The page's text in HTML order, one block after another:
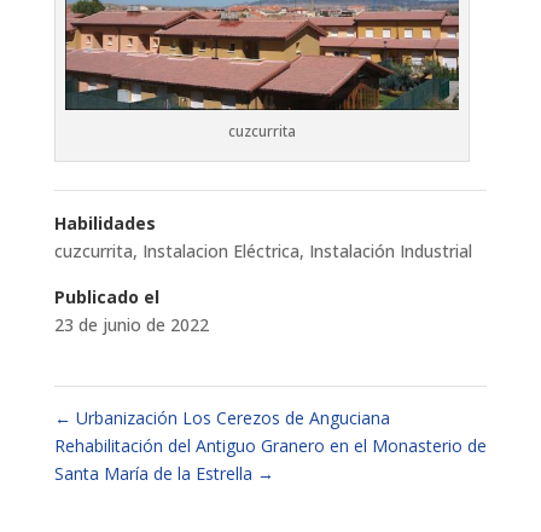
cuzcurrita
Habilidades
cuzcurrita, Instalacion Eléctrica, Instalación Industrial
Publicado el
23 de junio de 2022
← Urbanización Los Cerezos de Anguciana
Rehabilitación del Antiguo Granero en el Monasterio de
Santa María de la Estrella →